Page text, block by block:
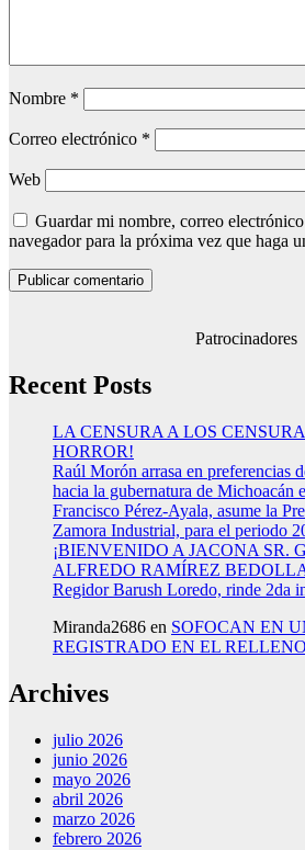
Nombre *
Correo electrónico *
Web
Guardar mi nombre, correo
navegador para la próxima vez que haga
Patrocinadores
Recent Posts
LA CENSURA A LOS
HORROR!
Raúl Morón arrasa en preferencias
hacia la gubernatura de Michoacán
Francisco Pérez-Ayala, asume la
Zamora Industrial, para el periodo
¡BIENVENIDO A JACONA SR.
ALFREDO RAMÍREZ
Regidor Barush Loredo, rinde 2da
Miranda2686 en SOFOCAN EN
REGISTRADO EN EL
Archives
julio 2026
junio 2026
mayo 2026
abril 2026
marzo 2026
febrero 2026